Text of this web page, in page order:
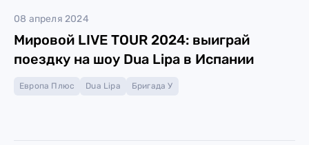
08 апреля 2024
Мировой LIVE TOUR 2024: выиграй
поездку на шоу Dua Lipa в Испании
Европа Плюс Dua Lipa Бригада У